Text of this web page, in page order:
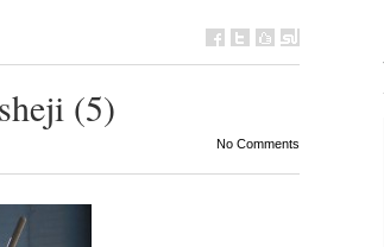
(5)
No Comments